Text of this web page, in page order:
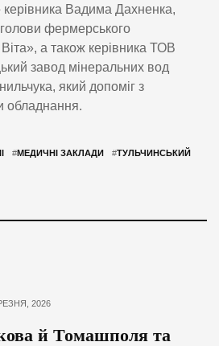
керівника Вадима Дахненка,
фермерського
а також керівника ТОВ
завод мінеральних вод
який допоміг з
обладнання.
#МЕДИЧНІ ЗАКЛАДИ #ТУЛЬЧИНСЬКИЙ
2026
й Томашполя та